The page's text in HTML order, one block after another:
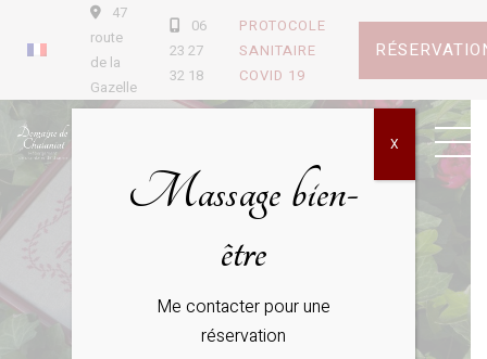
47
route
de la
Gazelle
06
23 27
32 18
PROTOCOLE
SANITAIRE
COVID 19
Massage bien-
être
Me contacter pour une
réservation
X